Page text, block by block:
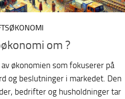
om ?
økonomien som fokuserer på
og beslutninger i markedet. Den
bedrifter og husholdninger tar